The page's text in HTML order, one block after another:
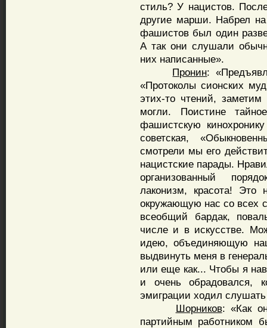
стиль? У нацистов.
другие марши. Набрел
фашистов был один
А так они слушали
них написанные».
Пронин:
«Протоколы сионских
этих-то чтений,
могли. Поистине
фашистскую
советская,
смотрели мы его
нацистские парады.
организованный
лаконизм, красота!
окружающую нас со всех
всеобщий бардак,
числе и в искусстве.
идею, объединяющую
выдвинуть меня в
или еще как... Чтобы я
и очень обрадовался,
эмиграции ходил
Шорников: «Как
партийным работником